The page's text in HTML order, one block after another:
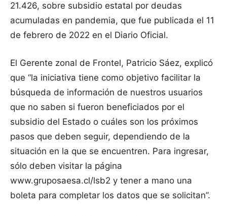
21.426, sobre subsidio estatal por deudas
acumuladas en pandemia, que fue publicada el 11
de febrero de 2022 en el Diario Oficial.
El Gerente zonal de Frontel, Patricio Sáez, explicó
que “la iniciativa tiene como objetivo facilitar la
búsqueda de información de nuestros usuarios
que no saben si fueron beneficiados por el
subsidio del Estado o cuáles son los próximos
pasos que deben seguir, dependiendo de la
situación en la que se encuentren. Para ingresar,
sólo deben visitar la página
www.gruposaesa.cl/lsb2 y tener a mano una
boleta para completar los datos que se solicitan”.